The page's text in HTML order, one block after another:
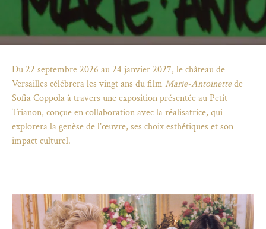
onglet)
nouvel onglet)
fenêtre modale)
de l'application (ouverture dans un nouvel onglet)
Du 22 septembre 2026 au 24 janvier 2027, le château de
Versailles célébrera les vingt ans du film Marie-Antoinettede
Sofia Coppola à travers une exposition présentée au Petit
Trianon, conçue en collaboration avec la réalisatrice, qui
explorera la genèse de l’œuvre, ses choix esthétiques et son
impact culturel.